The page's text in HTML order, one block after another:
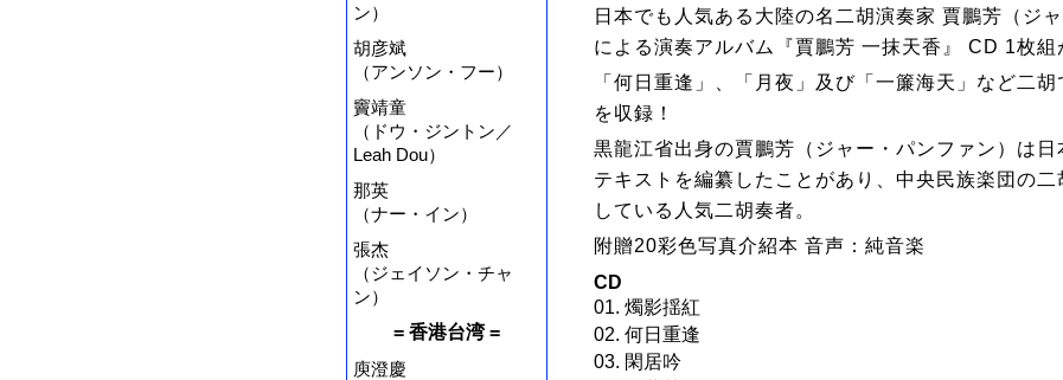
ン）
胡彦斌
（アンソン・フー）
竇靖童
（ドウ・ジントン／
Leah Dou）
那英
（ナー・イン）
張杰
（ジェイソン・チャ
ン）
= 香港台湾 =
庾澄慶
日本でも人気ある大陸の名二胡演奏家 賈鵬芳（ジ
による演奏アルバム『賈鵬芳 一抹天香』 CD 1枚組
「何日重逢」、「月夜」及び「一簾海天」など二
を収録！
黒龍江省出身の賈鵬芳（ジャー・パンファン）は日
テキストを編纂したことがあり、中央民族楽団の二
している人気二胡奏者。
附贈20彩色写真介紹本 音声：純音楽
CD
01. 燭影揺紅
02. 何日重逢
03. 閑居吟